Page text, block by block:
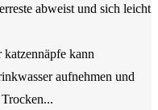
abweist und sich leicht
katzennäpfe kann
aufnehmen und